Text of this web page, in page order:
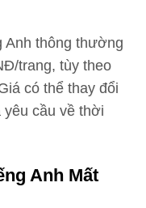
Anh thông thường
trang, tùy theo
có thể thay đổi
cầu về thời
Anh Mất